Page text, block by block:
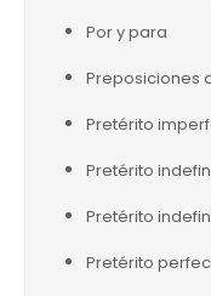
Por y para
Preposiciones
Pretérito
Pretérito
Pretérito
Pretérito